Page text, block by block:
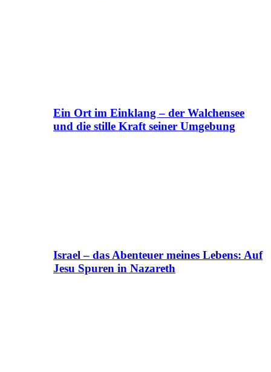
Ein Ort im Einklang – der Walchensee
und die stille Kraft seiner Umgebung
Israel – das Abenteuer meines Lebens: Auf
Jesu Spuren in Nazareth